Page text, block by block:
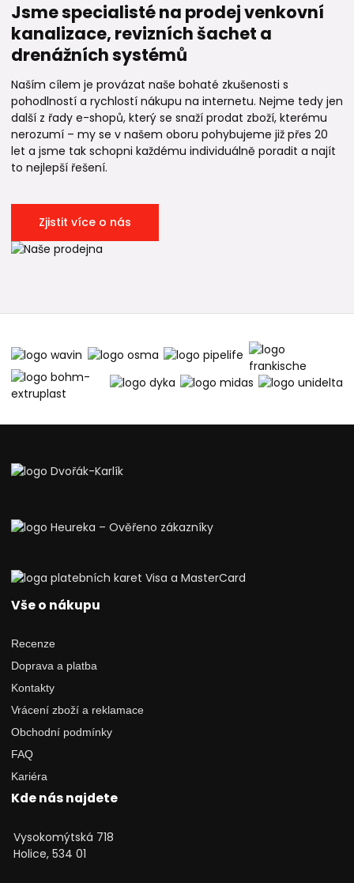
Jsme specialisté na prodej venkovní
kanalizace, revizních šachet a
drenážních systémů
Naším cílem je provázat naše bohaté zkušenosti s
pohodlností a rychlostí nákupu na internetu. Nejme tedy jen
další z řady e-shopů, který se snaží prodat zboží, kterému
nerozumí – my se v našem oboru pohybujeme již přes 20
let a jsme tak schopni každému individuálně poradit a najít
to nejlepší řešení.
Zjistit více o nás
Vše o nákupu
Recenze
Doprava a platba
Kontakty
Vrácení zboží a reklamace
Obchodní podmínky
FAQ
Kariéra
Kde nás najdete
Vysokomýtská 718
Holice, 534 01